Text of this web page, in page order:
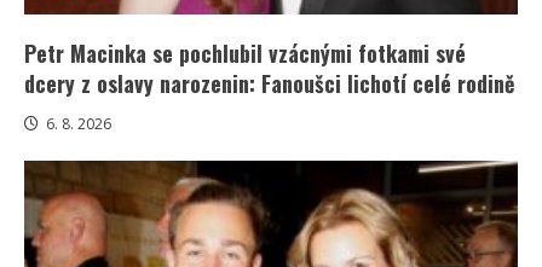
Petr Macinka se pochlubil vzácnými fotkami své
dcery z oslavy narozenin: Fanoušci lichotí celé rodině
6. 8. 2026